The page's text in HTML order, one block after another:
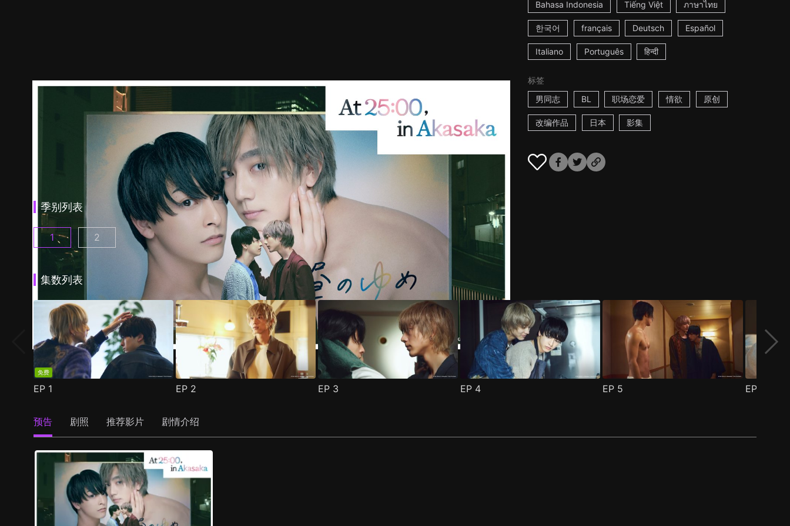
Bahasa Indonesia Tiếng Việt ภาษาไทย
한국어 français Deutsch Español
Italiano Português हिन्दी
标签
男同志
BL 职场恋爱 情欲 原创
改编作品 日本 影集
季别列表
25时，赤坂见 第1集 ()
1 25时，赤坂见 第2季 第1集()
2
集数列表
免费
EP 1 EP 2 EP 3 EP 4 EP 5 EP
预告 剧照 推荐影片 剧情介绍